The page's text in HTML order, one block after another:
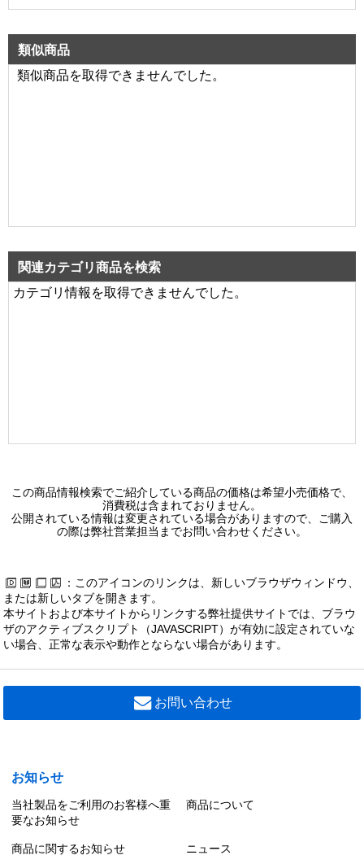
類似商品
類似商品を取得できませんでした。
関連カテゴリ商品を検索
カテゴリ情報を取得できませんでした。
この商品情報検索でご紹介している商品の価格は希望小売価格で、
消費税は含まれておりません。
公開されている情報は変更されている場合がありますので、ご購入
の際は弊社営業担当までお問い合わせください。
：このアイコンのリンクは、新しいブラウザウィンドウ、
または新しいタブを開きます。
本サイトおよび本サイトからリンクする弊社提供サイトでは、ブラウ
ザのアクティブスクリプト（JAVASCRIPT）が有効に設定されていな
い場合、正常な表示や動作とならない場合があります。
お問い合わせ
お知らせ
当社製品をご利用のお客様へ重
要なお知らせ
商品について
商品に関するお知らせ ニュース